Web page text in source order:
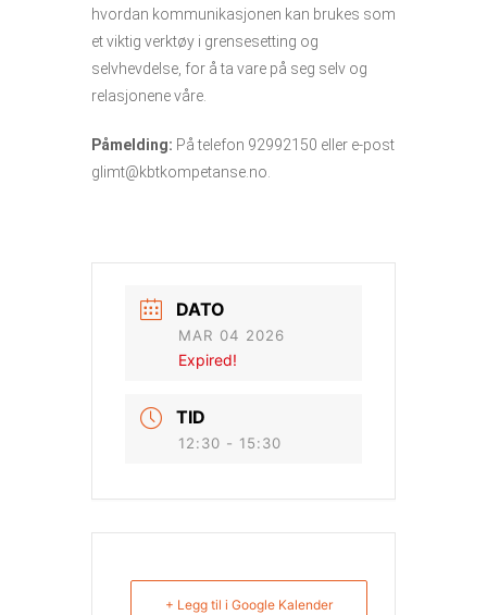
hvordan kommunikasjonen kan brukes som
et viktig verktøy i grensesetting og
selvhevdelse, for å ta vare på seg selv og
relasjonene våre.
Påmelding: På telefon 92992150 eller e-post
glimt@kbtkompetanse.no.
DATO
MAR 04 2026
Expired!
TID
12:30 - 15:30
+ Legg til i Google Kalender